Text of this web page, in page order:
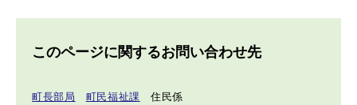
このページに関するお問い合わせ先
町長部局 町民福祉課 住民係